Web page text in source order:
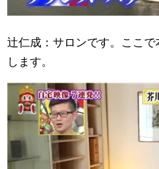
辻仁成：サロンです。ここ
します。